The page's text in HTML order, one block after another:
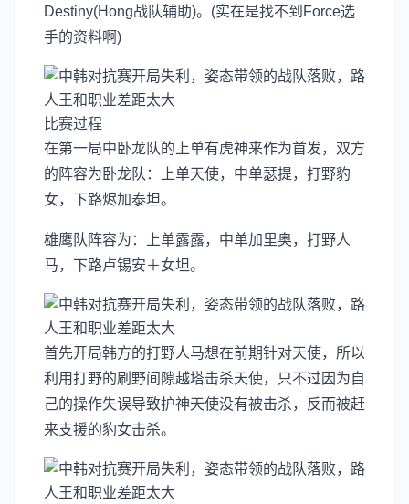
Destiny(Hong战队辅助)。(实在是找不到Force选
手的资料啊)
比赛过程
在第一局中卧龙队的上单有虎神来作为首发，双方
的阵容为卧龙队：上单天使，中单瑟提，打野豹
女，下路烬加泰坦。
雄鹰队阵容为：上单露露，中单加里奥，打野人
马，下路卢锡安＋女坦。
首先开局韩方的打野人马想在前期针对天使，所以
利用打野的刷野间隙越塔击杀天使，只不过因为自
己的操作失误导致护神天使没有被击杀，反而被赶
来支援的豹女击杀。